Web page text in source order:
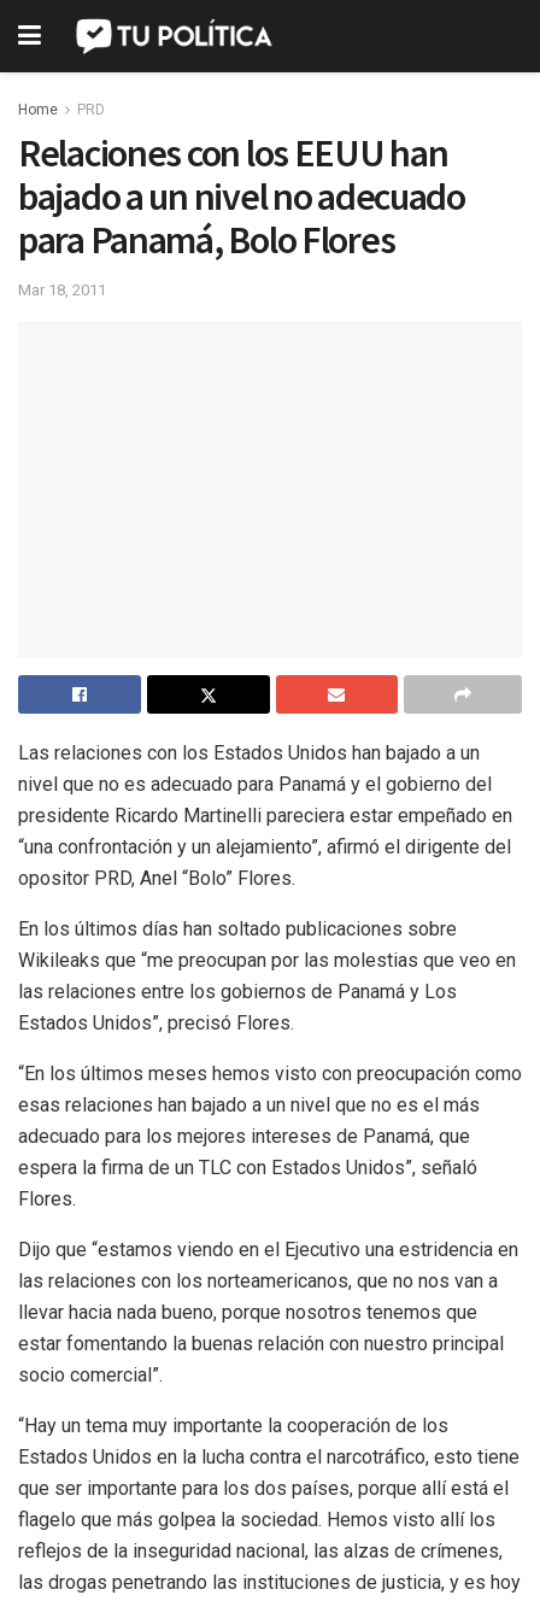
Home PRD
Relaciones con los EEUU han
bajado a un nivel no adecuado
para Panamá, Bolo Flores
Mar 18, 2011
Las relaciones con los Estados Unidos han bajado a un
nivel que no es adecuado para Panamá y el gobierno del
presidente Ricardo Martinelli pareciera estar empeñado en
“una confrontación y un alejamiento”, afirmó el dirigente del
opositor PRD, Anel “Bolo” Flores.
En los últimos días han soltado publicaciones sobre
Wikileaks que “me preocupan por las molestias que veo en
las relaciones entre los gobiernos de Panamá y Los
Estados Unidos”, precisó Flores.
“En los últimos meses hemos visto con preocupación como
esas relaciones han bajado a un nivel que no es el más
adecuado para los mejores intereses de Panamá, que
espera la firma de un TLC con Estados Unidos”, señaló
Flores.
Dijo que “estamos viendo en el Ejecutivo una estridencia en
las relaciones con los norteamericanos, que no nos van a
llevar hacia nada bueno, porque nosotros tenemos que
estar fomentando la buenas relación con nuestro principal
socio comercial”.
“Hay un tema muy importante la cooperación de los
Estados Unidos en la lucha contra el narcotráfico, esto tiene
que ser importante para los dos países, porque allí está el
flagelo que más golpea la sociedad. Hemos visto allí los
reflejos de la inseguridad nacional, las alzas de crímenes,
las drogas penetrando las instituciones de justicia, y es hoy